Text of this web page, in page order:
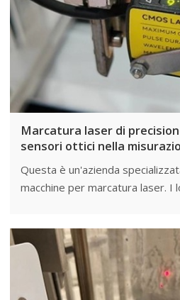
Marcatura laser di
sensori ottici nella
Questa è un'azienda
macchine per marcatura laser.
produzione di gioielli. Hanno
precisione e le prestazioni delle
marcatura laser.